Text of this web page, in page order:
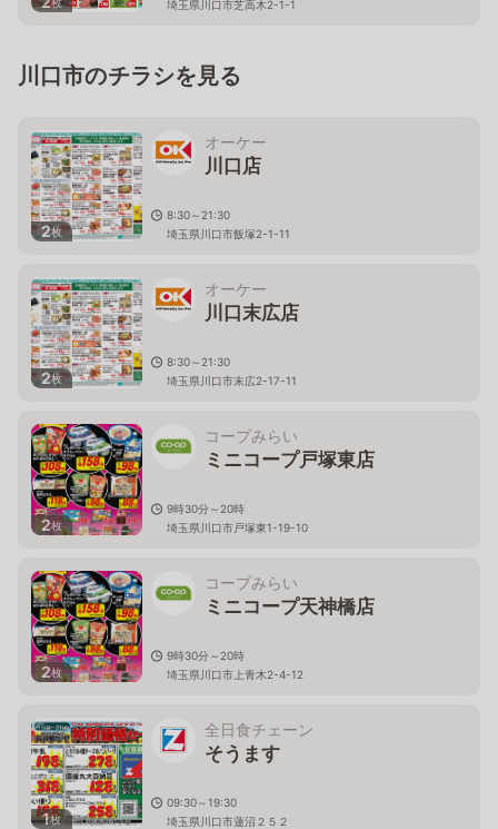
埼玉県川口市芝高木2-1-1
川口市のチラシを見る
2枚
オーケー
川口店
8:30～21:30
埼玉県川口市飯塚2-1-11
2枚
オーケー
川口末広店
8:30～21:30
埼玉県川口市末広2-17-11
2枚
コープみらい
ミニコープ戸塚東店
9時30分～20時
埼玉県川口市戸塚東1-19-10
2枚
コープみらい
ミニコープ天神橋店
9時30分～20時
埼玉県川口市上青木2-4-12
1枚
全日食チェーン
そうます
09:30～19:30
埼玉県川口市蓮沼２５２